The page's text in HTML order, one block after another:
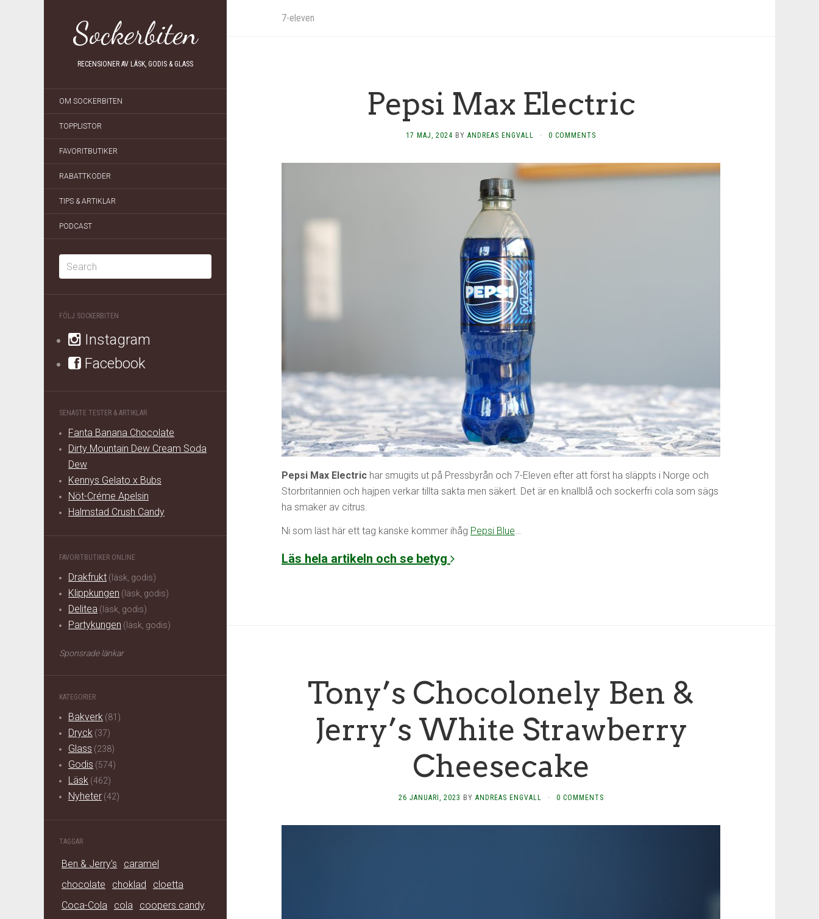
Sockerbiten
RECENSIONER AV LÄSK, GODIS & GLASS
OM SOCKERBITEN
TOPPLISTOR
FAVORITBUTIKER
RABATTKODER
TIPS & ARTIKLAR
PODCAST
FÖLJ SOCKERBITEN
Instagram
Facebook
SENASTE TESTER & ARTIKLAR
Fanta Banana Chocolate
Dirty Mountain Dew Cream Soda
Dew
Kennys Gelato x Bubs
Nöt-Créme Apelsin
Halmstad Crush Candy
FAVORITBUTIKER ONLINE
Drakfrukt (läsk, godis)
Klippkungen (läsk, godis)
Delitea (läsk, godis)
Partykungen (läsk, godis)
Sponsrade länkar
KATEGORIER
Bakverk (81)
Dryck (37)
Glass (238)
Godis (574)
Läsk (462)
Nyheter (42)
TAGGAR
Ben & Jerry's
caramel
chocolate
choklad
cloetta
Coca-Cola
cola
coopers candy
7-eleven
Pepsi Max Electric
17 MAJ, 2024 BY ANDREAS ENGVALL · 0 COMMENTS
Pepsi Max Electric har smugits ut på Pressbyrån och 7-Eleven efter att först ha släppts i Norge och
Storbritannien och hajpen verkar tillta sakta men säkert. Det är en knallblå och sockerfri cola som sägs
ha smaker av citrus.
Ni som läst här ett tag kanske kommer ihåg Pepsi Blue…
Läs hela artikeln och se betyg
Tony’s Chocolonely Ben &
Jerry’s White Strawberry
Cheesecake
26 JANUARI, 2023 BY ANDREAS ENGVALL · 0 COMMENTS